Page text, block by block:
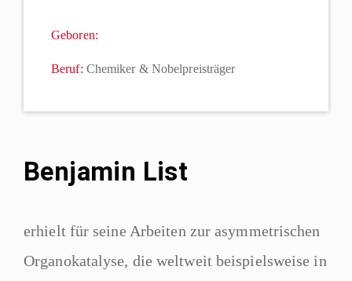
Benjamin List
erhielt für seine Arbeiten zur asymmetrischen
Organokatalyse, die weltweit beispielsweise in
Geboren:
Beruf: Chemiker & Nobelpreisträger